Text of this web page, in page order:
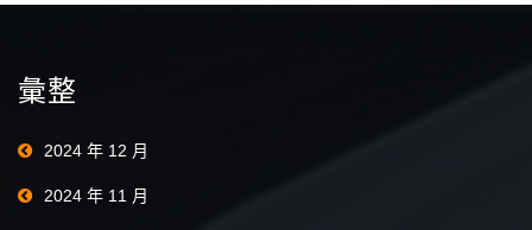
彙整
2024 年 12 月
2024 年 11 月